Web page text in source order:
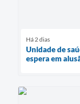
Há 2 dias
Unidade de
espera em